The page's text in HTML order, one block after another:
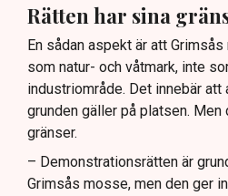
Rätten har sina
En sådan aspekt är att
som natur- och våtmark, inte
industriområde. Det innebär att
grunden gäller på platsen. Men
gränser.
– Demonstrationsrätten är
Grimsås mosse, men den ger